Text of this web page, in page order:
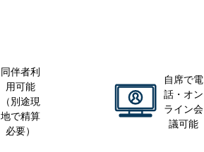
同伴者利
用可能
（別途現
地で精算
必要）
自席で電
話・オン
ライン会
議可能